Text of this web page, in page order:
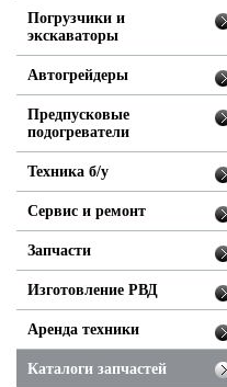
Погрузчики и
экскаваторы
Автогрейдеры
Предпусковые
подогреватели
Техника б/у
Сервис и ремонт
Запчасти
Изготовление РВД
Аренда техники
Каталоги запчастей